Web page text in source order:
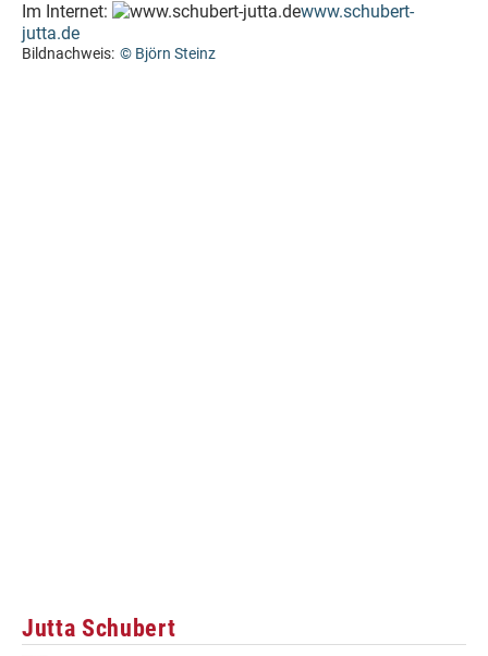
Im Internet:
www.schubert-
jutta.de
Bildnachweis: © Björn Steinz
Jutta Schubert